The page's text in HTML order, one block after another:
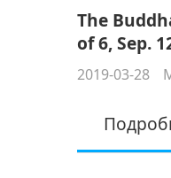
The
of 6, Sep.
2019-03-28